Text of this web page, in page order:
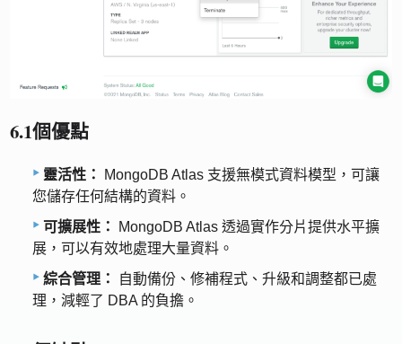
6.1個優點
靈活性：
MongoDB Atlas 支援無模式資料模型，可讓
您儲存任何結構的資料。
可擴展性：
MongoDB Atlas 透過實作分片提供水平擴
展，可以有效地處理大量資料。
綜合管理：
自動備份、修補程式、升級和調整都已處
理，減輕了 DBA 的負擔。